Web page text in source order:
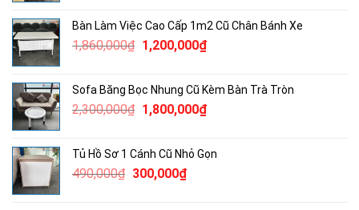
1,900,000₫.là:
1,500,000₫.
Bàn Làm Việc Cao Cấp 1m2 Cũ Chân Bánh Xe
1,860,000₫ Giá
1,860,000₫.
1,200,000₫Giá
là:
1,200,000₫.
Sofa Băng Bọc Nhung Cũ Kèm Bàn Trà Tròn
2,300,000₫ Giá
2,300,000₫.
1,800,000₫Giá
là:
Tủ Hồ Sơ 1 Cánh Cũ Nhỏ Gọn
490,000₫ Giá
300,000₫Giá